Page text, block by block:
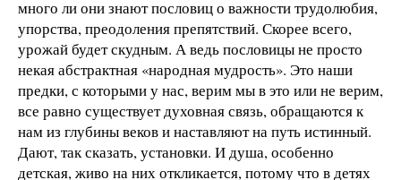
много ли они знают пословиц о важности трудолюбия,
упорства, преодоления препятствий. Скорее всего,
урожай будет скудным. А ведь пословицы не просто
некая абстрактная «народная мудрость». Это наши
предки, с которыми у нас, верим мы в это или не верим,
все равно существует духовная связь, обращаются к
нам из глубины веков и наставляют на путь истинный.
Дают, так сказать, установки. И душа, особенно
детская, живо на них откликается, потому что в детях